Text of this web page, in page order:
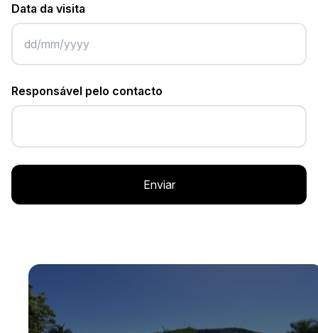
Data da visita
Responsável pelo contacto
Enviar